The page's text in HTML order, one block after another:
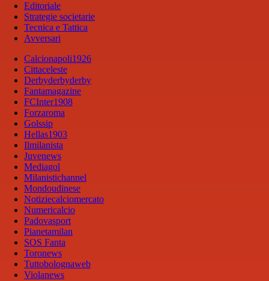
Editoriale
Strategie societarie
Tecnica e Tattica
Avversari
Calcionapoli1926
Cittaceleste
Derbyderbyderby
Fantamagazine
FCInter1908
Forzaroma
Golssip
Hellas1903
Ilmilanista
Juvenews
Mediagol
Milanistichannel
Mondoudinese
Notiziecalciomercato
Numericalcio
Padovasport
Pianetamilan
SOS Fanta
Toronews
Tuttobolognaweb
Violanews